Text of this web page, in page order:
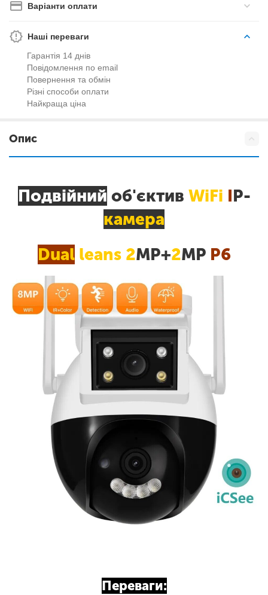
Варіанти оплати
Наші переваги
Гарантія 14 днів
Повідомлення по email
Повернення та обмін
Різні способи оплати
Найкраща ціна
Опис
Подвійний об'єктив WiFi IP-
камера
Dual leans 2MP+2MP P6
Переваги: